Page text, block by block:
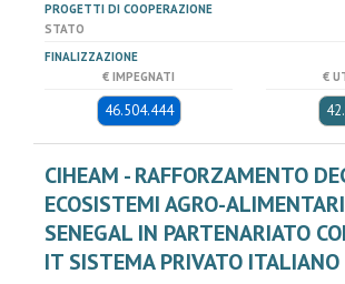
PROGETTI DI COOPERAZIONE
STATO
FINALIZZAZIONE
€ IMPEGNATI
46.504.444
€
CIHEAM - RAFFORZAMENTO
ECOSISTEMI AGRO-
SENEGAL IN PARTENARIATO
IT SISTEMA PRIVATO ITALIANO